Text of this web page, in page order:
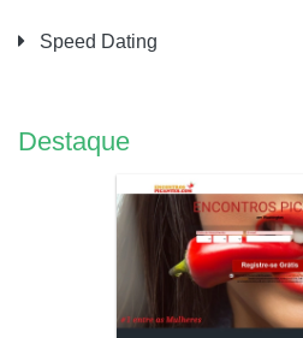
Speed Dating
Destaque